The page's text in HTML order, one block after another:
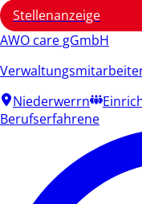
Stellenanzeige
AWO care gGmbH
Niederwerrn
Berufserfahrene